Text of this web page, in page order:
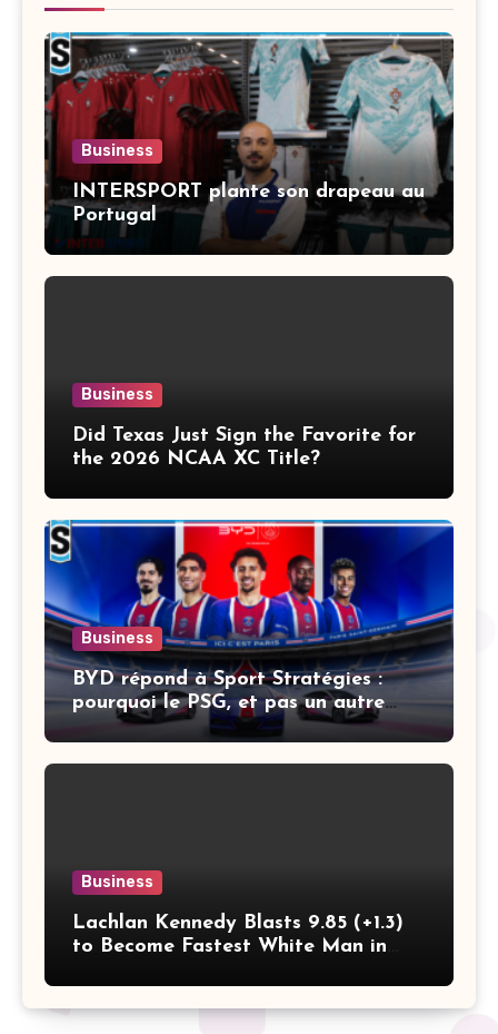
Business
INTERSPORT plante son drapeau au
Portugal
Business
Did Texas Just Sign the Favorite for
the 2026 NCAA XC Title?
Business
BYD répond à Sport Stratégies :
pourquoi le PSG, et pas un autre
club
Business
Lachlan Kennedy Blasts 9.85 (+1.3)
to Become Fastest White Man in
Comm Games Gold in 9.83